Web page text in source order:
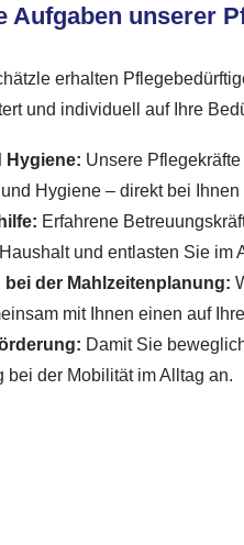
Aufgaben unserer
erhalten
und individuell auf Ihre
Hygiene: Unsere
Hygiene – direkt bei Ihnen
Erfahrene
und entlasten Sie im
bei der Mahlzeitenplanung:
mit Ihnen einen auf
Damit Sie
bei der Mobilität im Alltag an.